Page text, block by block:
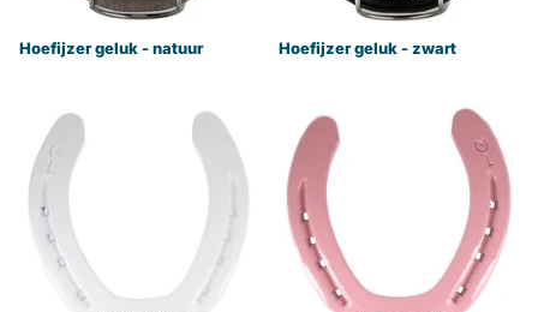
Hoefijzer geluk - natuur Hoefijzer geluk - zwart